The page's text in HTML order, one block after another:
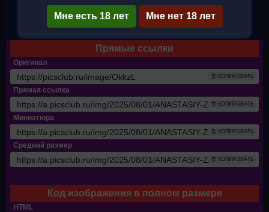
✔ Полный размер
Прямые ссылки
Оригинал
🧾 КОПИРОВАТЬ
Прямая ссылка
🧾 КОПИРОВАТЬ
Миниатюра
🧾 КОПИРОВАТЬ
Средний размер
🧾 КОПИРОВАТЬ
Код изображения в полном размере
HTML
Мне есть 18 лет Мне нет 18 лет